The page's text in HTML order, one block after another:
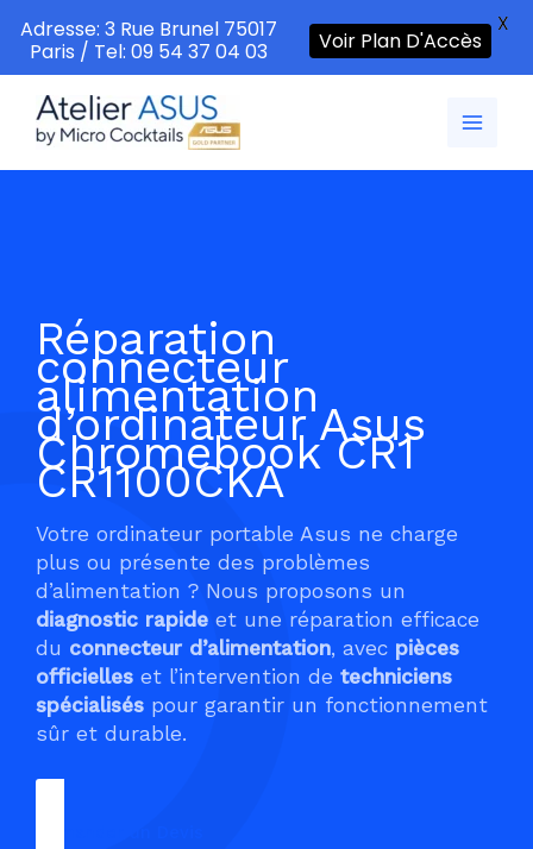
contenu
Réparation
connecteur
alimentation
d’ordinateur Asus
Chromebook CR1
CR1100CKA
Votre ordinateur portable Asus ne charge
plus ou présente des problèmes
d’alimentation ? Nous proposons un
diagnostic rapide et une réparation efficace
du connecteur d’alimentation, avec pièces
officielles et l’intervention de techniciens
spécialisés pour garantir un fonctionnement
sûr et durable.
Adresse: 3 Rue Brunel 75017
Paris / Tel: 09 54 37 04 03
Voir Plan D'Accès
X